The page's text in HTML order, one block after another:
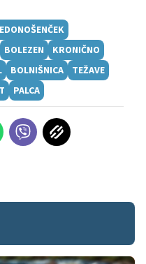
BOLEZEN
KRONIČNO
BOLNIŠNICA
TEŽAVE
PALCA